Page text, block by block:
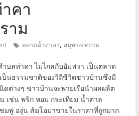
คา
าม
ตลาดน้ำท่าคา, สมุทรสงคราม
บลท่าคา ไม่ไกลกับอัมพวา เป็นตลาด
ป็นธรรมชาติของวิถีชีวิตชาวบ้านซึ่งมี
ต่างๆ ชาวบ้านจะพายเรือนำผลผลิต
เช่น พริก หอม กระเทียม น้ำตาล
มพู่ องุ่น ส้มโอมาขายในราคาที่ถูกมาก